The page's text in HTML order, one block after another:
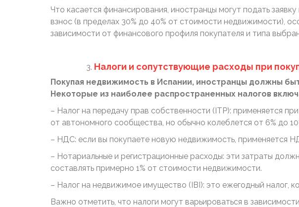
Что касается финансирования, иностранцы могут подать
взнос (в пределах 30% до 40% от стоимости недвижимости),
зависимости от финансового профиля покупателя и типа
Налоги и сопутствующие расходы при
Покупая недвижимость в Испании, иностранцы должны
Некоторые из наиболее распространенных налогов
– Налог на передачу прав собственности (ITP): применяется
от автономного сообщества, но обычно колеблется от 6% до
– НДС: если вы покупаете новую недвижимость, применяется
– Нотариальные и регистрационные расходы: эти затраты
составлять примерно 1% от стоимости недвижимости.
– Налог на недвижимое имущество (IBI): это ежегодный налог,
Важно отметить, что налоги могут варьироваться в